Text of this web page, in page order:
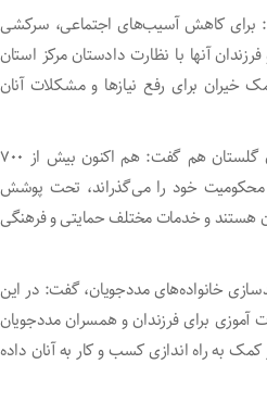
کاهش آسیب‌های اجتماعی، سرکشی
آنها با نظارت دادستان مرکز استان
برای رفع نیاز‌ها و مشکلات آنان
محمود اسپانلو دادستان مرکز استان گلستان هم گفت: هم اکنون بیش از ۷۰۰
محکومیت خود را می‌گذراند، تحت پوشش
هستند و خدمات مختلف حمایتی و فرهنگی
خانواده‌های مددجویان، گفت: در این
آموزی برای فرزندان و همسران مددجویان
به راه اندازی کسب و کار به آنان داده